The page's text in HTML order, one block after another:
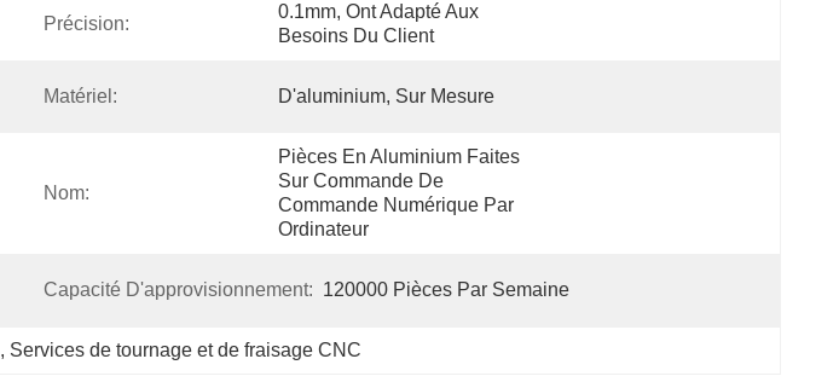
Précision:
0.1mm, Ont Adapté Aux
Besoins Du Client
Matériel: D'aluminium, Sur Mesure
Nom:
Pièces En Aluminium Faites
Sur Commande De
Commande Numérique Par
Ordinateur
Capacité D'approvisionnement: 120000 Pièces Par Semaine
, Services de tournage et de fraisage CNC